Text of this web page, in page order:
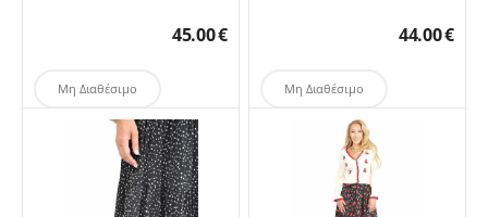
45.00€
Μη Διαθέσιμο
44.00€
Μη Διαθέσιμο